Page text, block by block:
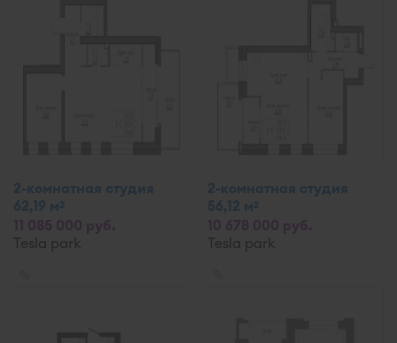
2-комнатная студия
62,19 м2
Tesla park
2-комнатная студия
56,12 м2
Tesla park